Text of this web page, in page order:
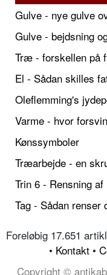
Gulve - nye gulve
Gulve - bejdsning
Træ - forskellen
El - Sådan skilles
Oleflemming's
Varme - hvor
Kønssymboler
Træarbejde - en
Trin 6 - Rensning
Tag - Sådan renser
Foreløbig 17.651
• Kontakt •
Copyright ©